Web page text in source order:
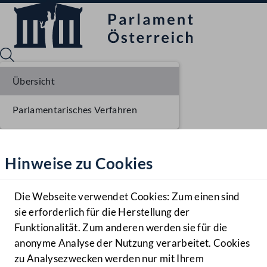
Hilfe
Benutzer
Navigationsmenü öffnen
MENÜ
Hinweise zu Cookies
Die Webseite verwendet Cookies: Zum einen sind
sie erforderlich für die Herstellung der
Funktionalität. Zum anderen werden sie für die
anonyme Analyse der Nutzung verarbeitet. Cookies
zu Analysezwecken werden nur mit Ihrem
Übersicht
Parlamentarisches Verfahren